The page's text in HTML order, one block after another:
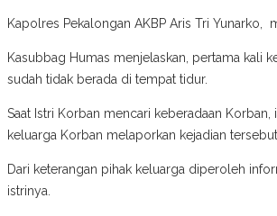
Kapolres Pekalongan AKBP Aris Tri Yunarko,
Kasubbag Humas menjelaskan, pertama kali
sudah tidak berada di tempat tidur.
Saat Istri Korban mencari keberadaan
keluarga Korban melaporkan kejadian
Dari keterangan pihak keluarga diperoleh
istrinya.